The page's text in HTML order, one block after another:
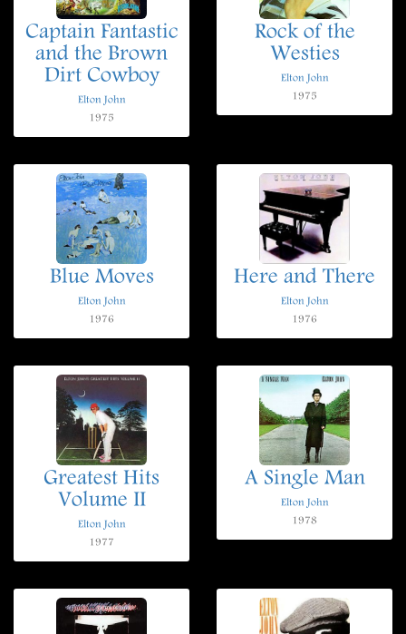
Captain Fantastic
and the Brown
Dirt Cowboy
Elton John
1975
Rock of the
Westies
Elton John
1975
Blue Moves
Elton John
1976
Here and There
Elton John
1976
Greatest Hits
Volume II
Elton John
1977
A Single Man
Elton John
1978